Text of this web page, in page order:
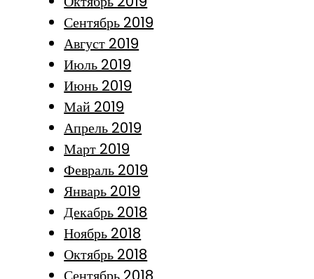
Сентябрь 2019
Август 2019
Июль 2019
Июнь 2019
Май 2019
Апрель 2019
Март 2019
Февраль 2019
Январь 2019
Декабрь 2018
Ноябрь 2018
Октябрь 2018